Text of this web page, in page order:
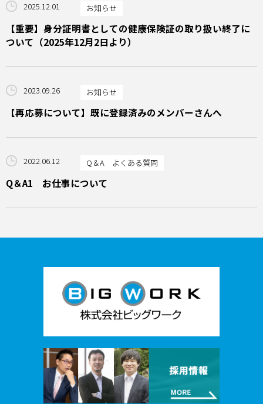
2025.12.01 お知らせ
【重要】身分証明書としての健康保険証の取り扱い終了に
ついて（2025年12月2日より）
2023.09.26 お知らせ
【再応募について】既に登録済みのメンバーさんへ
2022.06.12 Q＆A よくある質問
Q＆A1 お仕事について